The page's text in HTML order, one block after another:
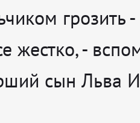
грозить -
жестко, -
сын Льва